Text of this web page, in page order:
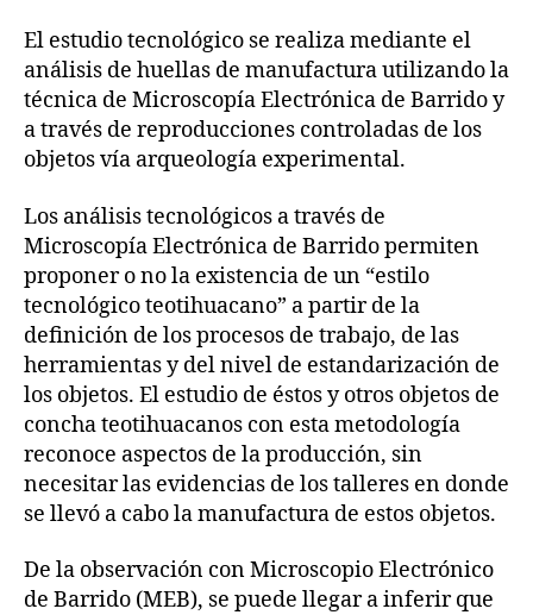
El estudio tecnológico se realiza mediante el
análisis de huellas de manufactura utilizando la
técnica de Microscopía Electrónica de Barrido y
a través de reproducciones controladas de los
objetos vía arqueología experimental.
Los análisis tecnológicos a través de
Microscopía Electrónica de Barrido permiten
proponer o no la existencia de un “estilo
tecnológico teotihuacano” a partir de la
definición de los procesos de trabajo, de las
herramientas y del nivel de estandarización de
los objetos. El estudio de éstos y otros objetos de
concha teotihuacanos con esta metodología
reconoce aspectos de la producción, sin
necesitar las evidencias de los talleres en donde
se llevó a cabo la manufactura de estos objetos.
De la observación con Microscopio Electrónico
de Barrido (MEB), se puede llegar a inferir que